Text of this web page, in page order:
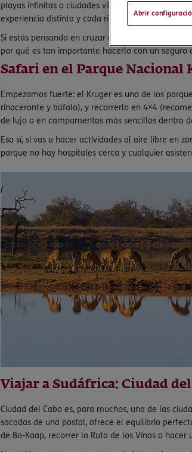
playas infinitas o ciudades vibrantes como Ciudad
experiencia distinta y cada rincón tiene algo que
Si estás pensando en cruzar el ecuador y
por qué es tan importante hacerlo con un seguro
Safari en el Parque Nacional
Empezamos fuerte: el Kruger es uno de los
rinoceronte y búfalo), y recorrerlo en 4×4
de lujo o en campamentos más sencillos dentro
Eso sí, si vas a hacer actividades al aire libre en
parque no hay hospitales cerca y cualquier
Viajar a Sudáfrica: Ciudad del
Ciudad del Cabo es, para muchos, una de las
sacadas de una postal, ofrece el equilibrio
de Bo-Kaap, recorrer la Ruta de los Vinos o hacer
Abrir